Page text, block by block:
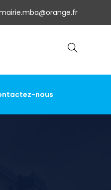
du 27 juillet 2026
nous